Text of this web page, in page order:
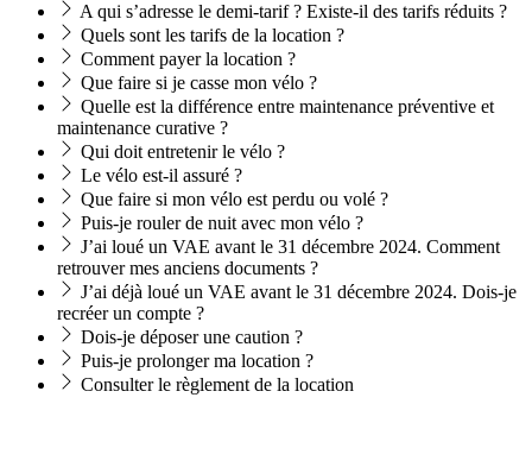
A qui s’adresse le demi-tarif ? Existe-il des tarifs réduits ?
Quels sont les tarifs de la location ?
Comment payer la location ?
Que faire si je casse mon vélo ?
Quelle est la différence entre maintenance préventive et
maintenance curative ?
Qui doit entretenir le vélo ?
Le vélo est-il assuré ?
Que faire si mon vélo est perdu ou volé ?
Puis-je rouler de nuit avec mon vélo ?
J’ai loué un VAE avant le 31 décembre 2024. Comment
retrouver mes anciens documents ?
J’ai déjà loué un VAE avant le 31 décembre 2024. Dois-je
recréer un compte ?
Dois-je déposer une caution ?
Puis-je prolonger ma location ?
Consulter le règlement de la location